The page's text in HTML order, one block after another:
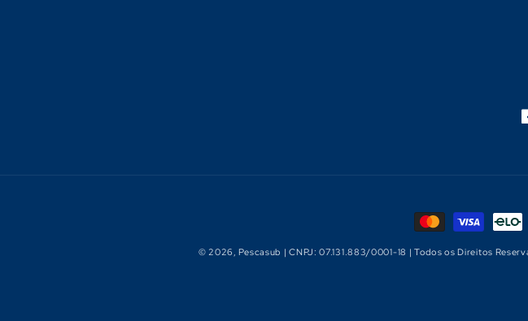
Formas
de
© 2026,Pescasub | CNPJ: 07.131.883/0001-18 | Todos os Direitos